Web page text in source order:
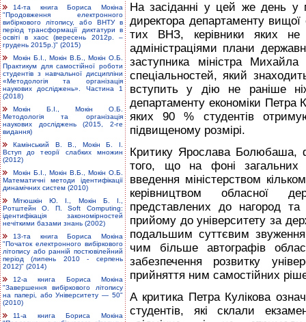
14-та книга Бориса Мокіна
"Продовження електронного
вибіркового літопису, або ВНТУ в
період трансформації диктатури в
освіті в хаос (вересень 2012р. –
грудень 2015р.)" (2015)
Мокін Б.І., Мокін В.Б., Мокін О.Б.
Практикум для самостійної роботи
студентів з навчальної дисципліни
«Методологія та організація
наукових досліджень». Частина 1
(2018)
Мокін Б.І., Мокін О.Б.
Методологія та організація
наукових досліджень (2015, 2-ге
видання)
Камінський В. В., Мокін Б. І.
Вступ до теорії слабких множин
(2012)
Мокін Б.І., Мокін В.Б., Мокін О.Б.
Математичні методи ідентифікації
динамічних систем (2010)
Мітюшкін Ю. І., Мокін Б. І.,
Ротштейн О. П. Soft Computing:
ідентифікація закономірностей
нечіткими базами знань (2002)
13-та книга Бориса Мокіна
"Початок електронного вибіркового
літопису або ранній постювілейний
період (липень 2010 - серпень
2012)" (2014)
12-а книга Бориса Мокіна
"Завершення вибіркового літопису
на папері, або Університету — 50"
(2010)
11-а книга Бориса Мокіна
На засіданні у цей же день у
директора департаменту
тих ВНЗ, керівники яких
адмінiстраціями плани
заступника міністра
спеціальностей, який
вступить у дію не раніше
департаменту економіки
яких 90 % студентів
підвищеному розмірі.
Критику Ярослава Болюбаша,
того, що на фоні загальних
введення міністерством
керівництвом обласної
представлених до нагород
прийому до університету за
подальшим суттєвим
чим більше автографів
забезпечення розвитку
прийняття ним самостійних
А критика Петра Кулікова
студентів, які склали